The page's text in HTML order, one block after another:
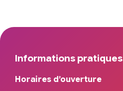
Informations pratiques
Horaires d’ouverture